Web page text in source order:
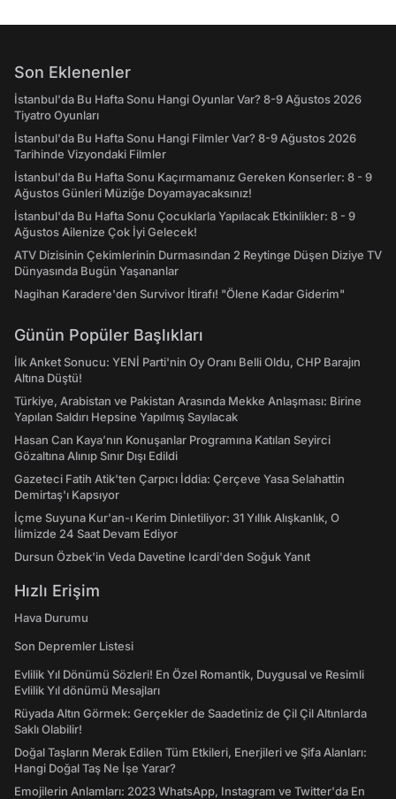
Son Eklenenler
İstanbul'da Bu Hafta Sonu Hangi Oyunlar Var? 8-9 Ağustos 2026
Tiyatro Oyunları
İstanbul'da Bu Hafta Sonu Hangi Filmler Var? 8-9 Ağustos 2026
Tarihinde Vizyondaki Filmler
İstanbul'da Bu Hafta Sonu Kaçırmamanız Gereken Konserler: 8 - 9
Ağustos Günleri Müziğe Doyamayacaksınız!
İstanbul'da Bu Hafta Sonu Çocuklarla Yapılacak Etkinlikler: 8 - 9
Ağustos Ailenize Çok İyi Gelecek!
ATV Dizisinin Çekimlerinin Durmasından 2 Reytinge Düşen Diziye TV
Dünyasında Bugün Yaşananlar
Nagihan Karadere'den Survivor İtirafı! "Ölene Kadar Giderim"
Günün Popüler Başlıkları
İlk Anket Sonucu: YENİ Parti'nin Oy Oranı Belli Oldu, CHP Barajın
Altına Düştü!
Türkiye, Arabistan ve Pakistan Arasında Mekke Anlaşması: Birine
Yapılan Saldırı Hepsine Yapılmış Sayılacak
Hasan Can Kaya’nın Konuşanlar Programına Katılan Seyirci
Gözaltına Alınıp Sınır Dışı Edildi
Gazeteci Fatih Atik'ten Çarpıcı İddia: Çerçeve Yasa Selahattin
Demirtaş'ı Kapsıyor
İçme Suyuna Kur'an-ı Kerim Dinletiliyor: 31 Yıllık Alışkanlık, O
İlimizde 24 Saat Devam Ediyor
Dursun Özbek'in Veda Davetine Icardi'den Soğuk Yanıt
Hızlı Erişim
Hava Durumu
Son Depremler Listesi
Evlilik Yıl Dönümü Sözleri! En Özel Romantik, Duygusal ve Resimli
Evlilik Yıl dönümü Mesajları
Rüyada Altın Görmek: Gerçekler de Saadetiniz de Çil Çil Altınlarda
Saklı Olabilir!
Doğal Taşların Merak Edilen Tüm Etkileri, Enerjileri ve Şifa Alanları:
Hangi Doğal Taş Ne İşe Yarar?
Emojilerin Anlamları: 2023 WhatsApp, Instagram ve Twitter'da En